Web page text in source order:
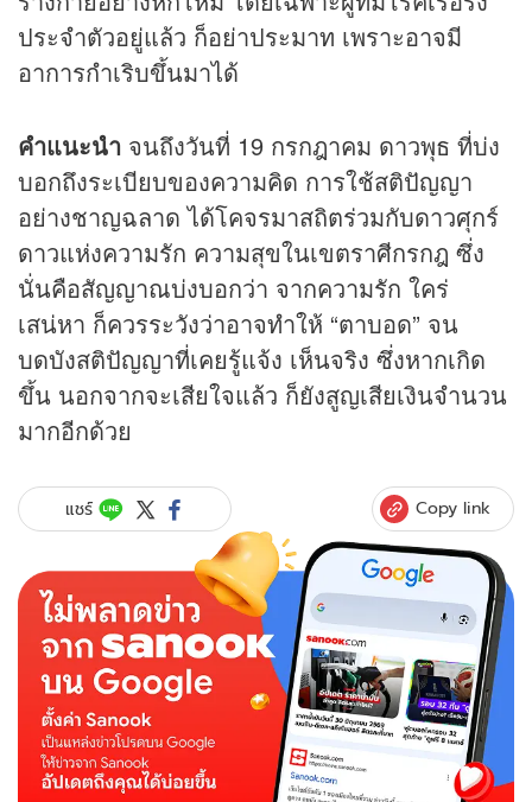
ประจำตัวอยู่แล้ว ก็อย่าประมาท เพราะอาจมี
อาการกำเริบขึ้นมาได้
คำแนะนำ จนถึงวันที่ 19 กรกฎาคม ดาวพุธ ที่บ่ง
บอกถึงระเบียบของความคิด การใช้สติปัญญา
อย่างชาญฉลาด ได้โคจรมาสถิตร่วมกับดาวศุกร์
ดาวแห่งความรัก ความสุขในเขตราศีกรกฎ ซึ่ง
นั่นคือสัญญาณบ่งบอกว่า จากความรัก ใคร่
เสน่หา ก็ควรระวังว่าอาจทำให้ “ตาบอด” จน
บดบังสติปัญญาที่เคยรู้แจ้ง เห็นจริง ซึ่งหากเกิด
ขึ้น นอกจากจะเสียใจแล้ว ก็ยังสูญเสียเงินจำนวน
มากอีกด้วย
แชร์ Copy link